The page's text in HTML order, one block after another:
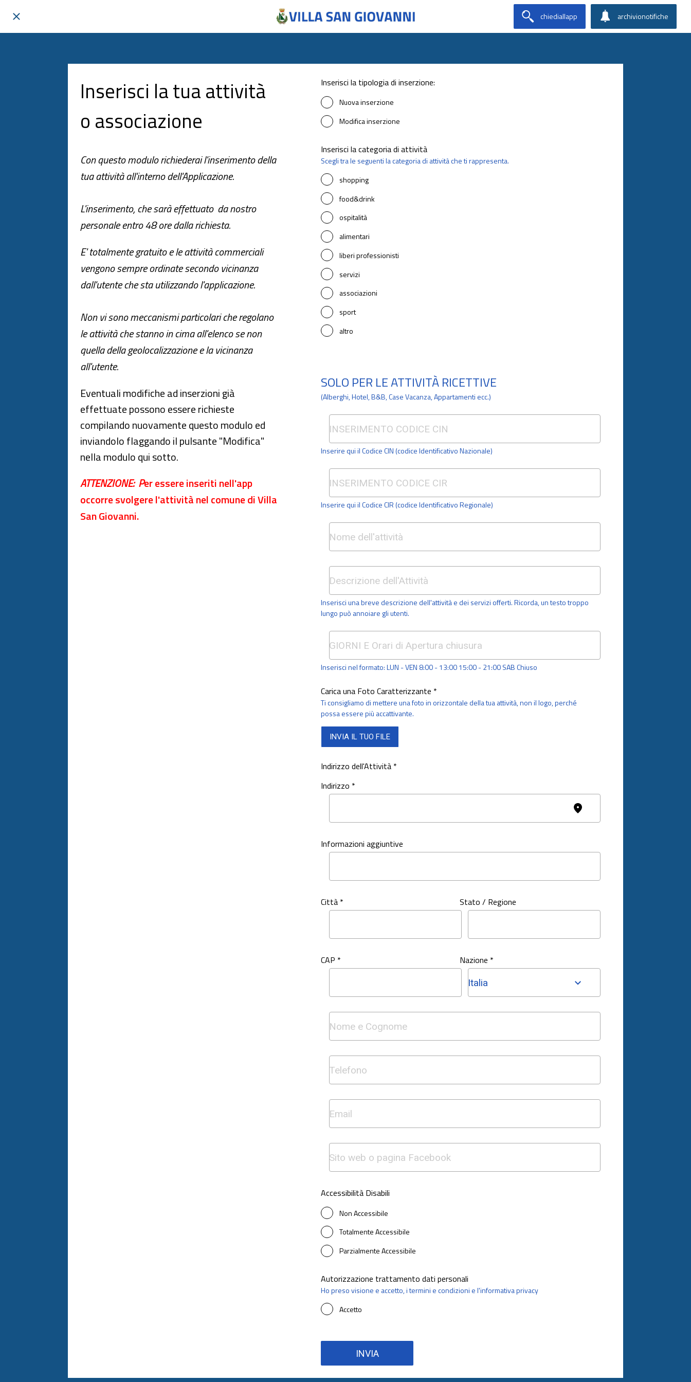
chiediallapp archivionotifiche
Inserisci la tua attività
o associazione
Con questo modulo richiederai l'inserimento della
tua attività all'interno dell'Applicazione.
L'inserimento, che sarà effettuato da nostro
personale entro 48 ore dalla richiesta.
E' totalmente gratuito e le attività commerciali
vengono sempre ordinate secondo vicinanza
dall'utente che sta utilizzando l'applicazione.
Non vi sono meccanismi particolari che regolano
le attività che stanno in cima all'elenco se non
quella della geolocalizzazione e la vicinanza
all'utente.
Eventuali modifiche ad inserzioni già
effettuate possono essere richieste
compilando nuovamente questo modulo ed
inviandolo flaggando il pulsante "Modifica"
nella modulo qui sotto.
ATTENZIONE: Per essere inseriti nell'app
occorre svolgere l'attività nel comune di Villa
San Giovanni.
Inserisci la tipologia di inserzione:
Nuova inserzione
Modifica inserzione
Inserisci la categoria di attività
Scegli tra le seguenti la categoria di attività che ti rappresenta.
shopping
food&drink
ospitalità
alimentari
liberi professionisti
servizi
associazioni
sport
altro
SOLO PER LE ATTIVITÀ RICETTIVE
(Alberghi, Hotel, B&B, Case Vacanza, Appartamenti ecc.)
Inserire qui il Codice CIN (codice Identificativo Nazionale)
Inserire qui il Codice CIR (codice Identificativo Regionale)
Inserisci una breve descrizione dell'attività e dei servizi offerti. Ricorda, un testo troppo
lungo può annoiare gli utenti.
Inserisci nel formato: LUN - VEN 8:00 - 13:00 15:00 - 21:00 SAB Chiuso
Carica una Foto Caratterizzante *
Ti consigliamo di mettere una foto in orizzontale della tua attività, non il logo, perché
possa essere più accattivante.
INVIA IL TUO FILE
Indirizzo dell'Attività *
Indirizzo *
Informazioni aggiuntive
Città * Stato / Regione
CAP * Nazione *
Italia
Accessibilità Disabili
Non Accessibile
Totalmente Accessibile
Parzialmente Accessibile
Autorizzazione trattamento dati personali
Ho preso visione e accetto, i termini e condizioni e l'informativa privacy
Accetto
INVIA